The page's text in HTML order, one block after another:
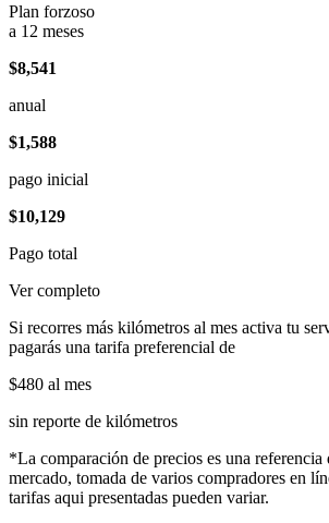
Plan forzoso
a 12 meses
$8,541
anual
$1,588
pago inicial
$10,129
Pago total
Ver completo
Si recorres más kilómetros al mes activa tu
pagarás una tarifa preferencial de
$480 al mes
sin reporte de kilómetros
*La comparación de precios es una referencia
mercado, tomada de varios compradores en
tarifas aqui presentadas pueden variar.